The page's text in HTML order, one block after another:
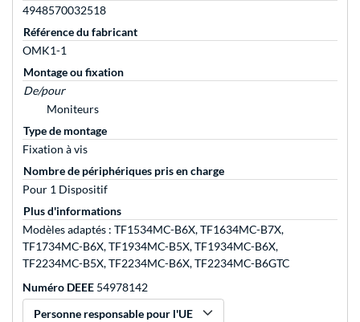
4948570032518
Référence du fabricant
OMK1-1
Montage ou fixation
De/pour
Moniteurs
Type de montage
Fixation à vis
Nombre de périphériques pris en charge
Pour 1 Dispositif
Plus d'informations
Modèles adaptés : TF1534MC-B6X, TF1634MC-B7X,
TF1734MC-B6X, TF1934MC-B5X, TF1934MC-B6X,
TF2234MC-B5X, TF2234MC-B6X, TF2234MC-B6GTC
Numéro DEEE 54978142
Personne responsable pour l'UE